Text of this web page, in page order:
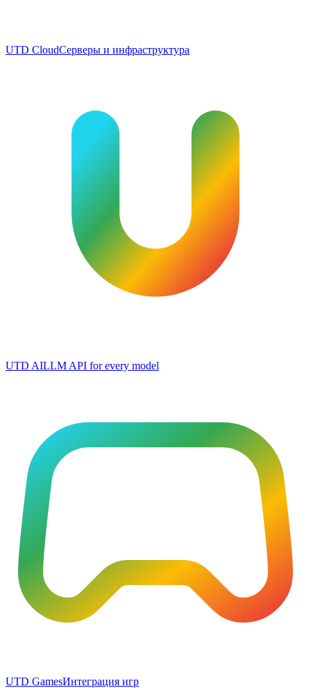
UTD CloudСерверы и инфраструктура
UTD AILLM API for every model
UTD GamesИнтеграция игр